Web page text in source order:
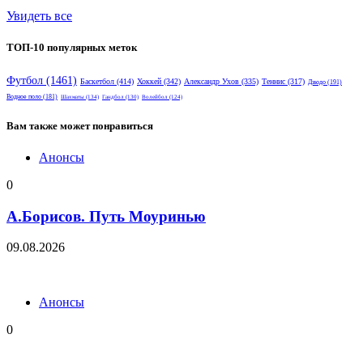
Увидеть все
ТОП-10 популярных меток
Футбол (1461) Баскетбол (414) Хоккей (342) Александр Ухов (335) Теннис (317) Дзюдо (191)
Водное поло (181) Шахматы (134) Гандбол (130) Волейбол (124)
Вам также может понравиться
Анонсы
0
А.Борисов. Путь Моуринью
09.08.2026
Анонсы
0